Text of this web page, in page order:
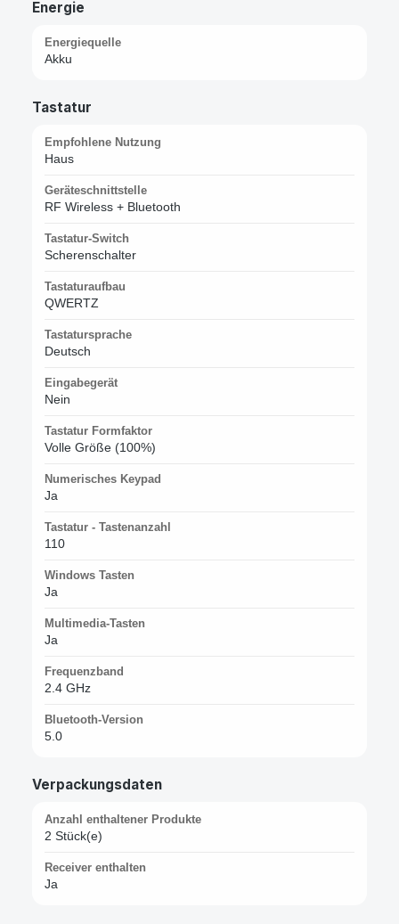
Energie
Energiequelle
Akku
Tastatur
Empfohlene Nutzung
Haus
Geräteschnittstelle
RF Wireless + Bluetooth
Tastatur-Switch
Scherenschalter
Tastaturaufbau
QWERTZ
Tastatursprache
Deutsch
Eingabegerät
Nein
Tastatur Formfaktor
Volle Größe (100%)
Numerisches Keypad
Ja
Tastatur - Tastenanzahl
110
Windows Tasten
Ja
Multimedia-Tasten
Ja
Frequenzband
2.4 GHz
Bluetooth-Version
5.0
Verpackungsdaten
Anzahl enthaltener Produkte
2 Stück(e)
Receiver enthalten
Ja